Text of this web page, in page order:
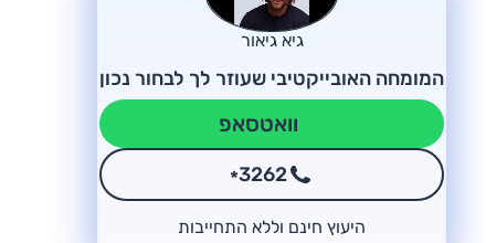
גיא גיאור
המומחה האובייקטיבי שעוזר לך לבחור נכון
וואטסאפ
*3262
היעוץ חינם וללא התחייבות